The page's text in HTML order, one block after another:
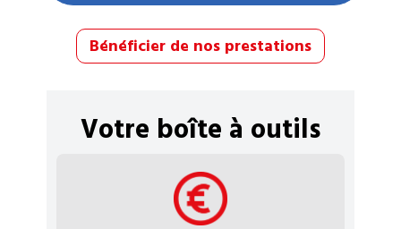
Bénéficier de nos prestations
Votre boîte à outils